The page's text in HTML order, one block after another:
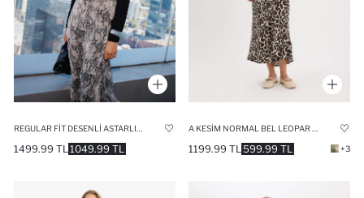
1049.99 TL
1499.99 TL 599.99 TL
1199.99 TL +3